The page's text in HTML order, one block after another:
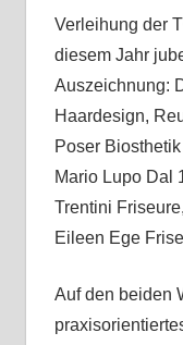
Verleihung der
diesem Jahr
Auszeichnung:
Haardesign,
Poser
Mario Lupo Dal
Trentini
Eileen Ege
Auf den beiden